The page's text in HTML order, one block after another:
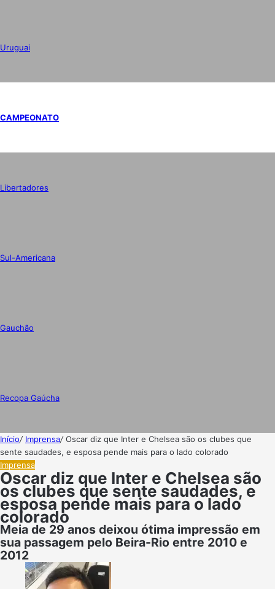
Uruguai
CAMPEONATO
Libertadores
Sul-Americana
Gauchão
Recopa Gaúcha
Início/ Imprensa/Oscar diz que Inter e Chelsea são os clubes que
sente saudades, e esposa pende mais para o lado colorado
Imprensa
Oscar diz que Inter e Chelsea são
os clubes que sente saudades, e
esposa pende mais para o lado
colorado
Meia de 29 anos deixou ótima impressão em
sua passagem pelo Beira-Rio entre 2010 e
2012